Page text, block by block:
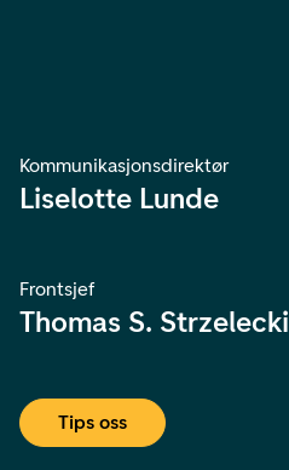
Kommunikasjonsdirektør
Liselotte Lunde
Frontsjef
Thomas S. Strzelecki
Tips oss